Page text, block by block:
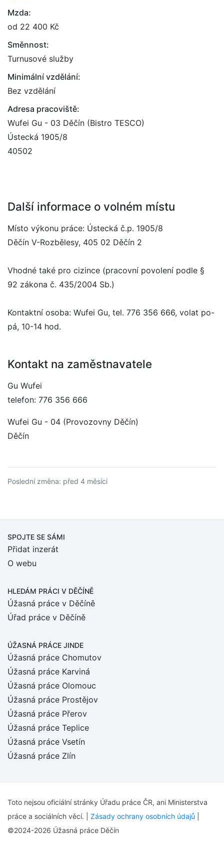
Mzda:
od 22 400 Kč
Směnnost:
Turnusové služby
Minimální vzdělání:
Bez vzdělání
Adresa pracoviště:
Wufei Gu - 03 Děčín (Bistro TESCO)
Ústecká 1905/8
40502
Další informace o volném místu
Místo výkonu práce: Ústecká č.p. 1905/8
Děčín V-Rozbělesy, 405 02 Děčín 2
Vhodné také pro cizince (pracovní povolení podle §
92 zákona č. 435/2004 Sb.)
Kontaktní osoba: Wufei Gu, tel. 776 356 666, volat po-
pá, 10-14 hod.
Kontakt na zaměstnavatele
Gu Wufei
telefon: 776 356 666
Wufei Gu - 04 (Provozovny Děčín)
Děčín
Poslední změna: před 4 měsíci
SPOJTE SE SÁMI
Přidat inzerát
O webu
HLEDÁM PRÁCI V DĚČÍNĚ
Úžasná práce v Děčíně
Úřad práce v Děčíně
ÚŽASNÁ PRÁCE JINDE
Úžasná práce Chomutov
Úžasná práce Karviná
Úžasná práce Olomouc
Úžasná práce Prostějov
Úžasná práce Přerov
Úžasná práce Teplice
Úžasná práce Vsetín
Úžasná práce Zlín
Toto nejsou oficiální stránky Úřadu práce ČR, ani Ministerstva
práce a sociálních věcí. | Zásady ochrany osobních údajů
©2024-2026 Úžasná práce Děčín